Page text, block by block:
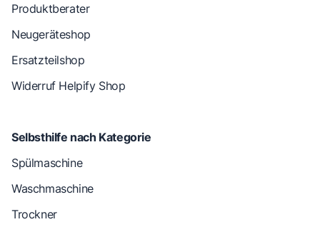
Produktberater
Neugeräteshop
Ersatzteilshop
Widerruf Helpify Shop
Selbsthilfe nach Kategorie
Spülmaschine
Waschmaschine
Trockner